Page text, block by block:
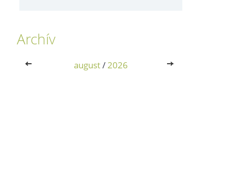
Archív
<< august/2026 >>